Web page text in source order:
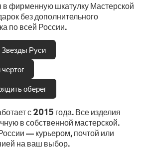
в фирменную шкатулку Мастерской
без дополнительного
по всей России.
Звезды Руси
оберег
с 2015 года. Все изделия
в собственной мастерской.
— курьером, почтой или
на ваш выбор.